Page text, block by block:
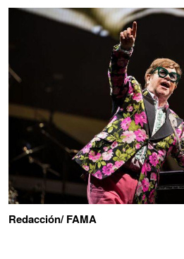
Redacción/ FAMA